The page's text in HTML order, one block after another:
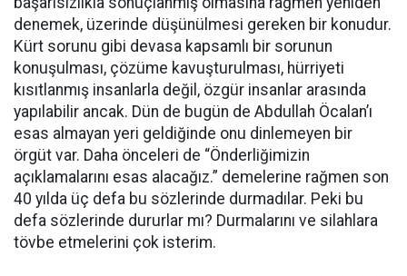
denemek, üzerinde düşünülmesi gereken bir konudur.
Kürt sorunu gibi devasa kapsamlı bir sorunun
konuşulması, çözüme kavuşturulması, hürriyeti
kısıtlanmış insanlarla değil, özgür insanlar arasında
yapılabilir ancak. Dün de bugün de Abdullah Öcalan’ı
esas almayan yeri geldiğinde onu dinlemeyen bir
örgüt var. Daha önceleri de “Önderliğimizin
açıklamalarını esas alacağız.” demelerine rağmen son
40 yılda üç defa bu sözlerinde durmadılar. Peki bu
defa sözlerinde dururlar mı? Durmalarını ve silahlara
tövbe etmelerini çok isterim.